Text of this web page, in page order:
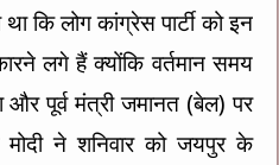
कि लोग कांग्रेस पार्टी को इन
लगे हैं क्योंकि वर्तमान समय
पूर्व मंत्री जमानत (बेल) पर
मोदी ने शनिवार को जयपुर के